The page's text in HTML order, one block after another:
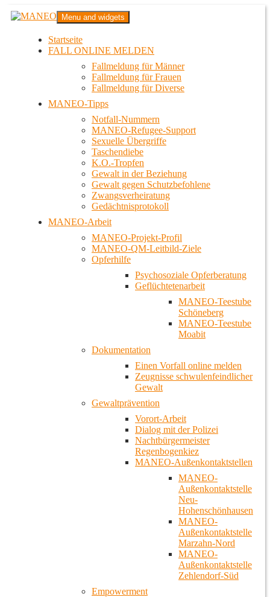
Zum
InhaltMANEO
Das schwule Anti-Gewalt-Projekt in Berlin
Menu and widgets
Startseite
FALL ONLINE MELDEN
Fallmeldung für Männer
Fallmeldung für Frauen
Fallmeldung für Diverse
MANEO-Tipps
Notfall-Nummern
MANEO-Refugee-Support
Sexuelle Übergriffe
Taschendiebe
K.O.-Tropfen
Gewalt in der Beziehung
Gewalt gegen Schutzbefohlene
Zwangsverheiratung
Gedächtnisprotokoll
MANEO-Arbeit
MANEO-Projekt-Profil
MANEO-QM-Leitbild-Ziele
Opferhilfe
Psychosoziale Opferberatung
Geflüchtetenarbeit
MANEO-Teestube
Schöneberg
MANEO-Teestube
Moabit
Dokumentation
Einen Vorfall online melden
Zeugnisse schwulenfeindlicher
Gewalt
Gewaltprävention
Vorort-Arbeit
Dialog mit der Polizei
Nachtbürgermeister
Regenbogenkiez
MANEO-Außenkontaktstellen
MANEO-
Außenkontaktstelle
Neu-
Hohenschönhausen
MANEO-
Außenkontaktstelle
Marzahn-Nord
MANEO-
Außenkontaktstelle
Zehlendorf-Süd
Empowerment